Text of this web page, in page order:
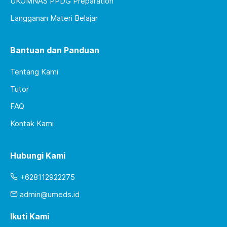
Langganan Materi Belajar
Bantuan dan Panduan
Tentang Kami
Tutor
FAQ
Kontak Kami
Hubungi Kami
+628112922275
admin@umeds.id
Ikuti Kami